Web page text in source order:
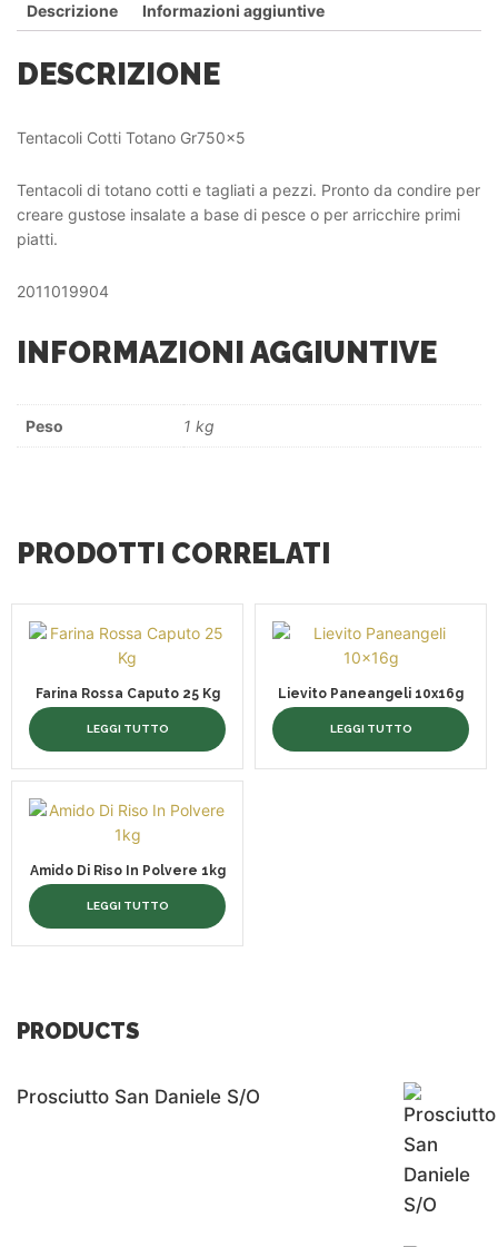
Descrizione Informazioni aggiuntive
DESCRIZIONE
Tentacoli Cotti Totano Gr750x5
Tentacoli di totano cotti e tagliati a pezzi. Pronto da condire per
creare gustose insalate a base di pesce o per arricchire primi
piatti.
2011019904
INFORMAZIONI AGGIUNTIVE
Peso 1 kg
PRODOTTI CORRELATI
Farina Rossa Caputo 25 Kg
LEGGI TUTTO
Lievito Paneangeli 10x16g
LEGGI TUTTO
Amido Di Riso In Polvere 1kg
LEGGI TUTTO
PRODUCTS
Prosciutto San Daniele S/o